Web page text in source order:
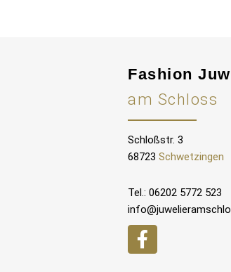
Fashion
am Schloss
Schloßstr. 3
68723 Schwetzingen
Tel.: 06202 5772 523